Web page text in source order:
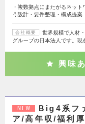
・複数拠点にまたがるネッ
う設計・要件整理・構成提
会社概要
世界規模で人材
グループの日本法人です。
興味
NEW
Big4系フ
ア/高年収/福利